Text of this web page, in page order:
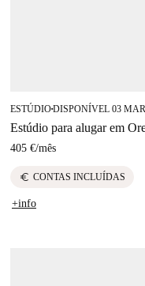
ESTÚDIO■DISPONÍVEL 03
Estúdio para alugar em
405 €/mês
euro CONTAS INCLUÍDAS
+info